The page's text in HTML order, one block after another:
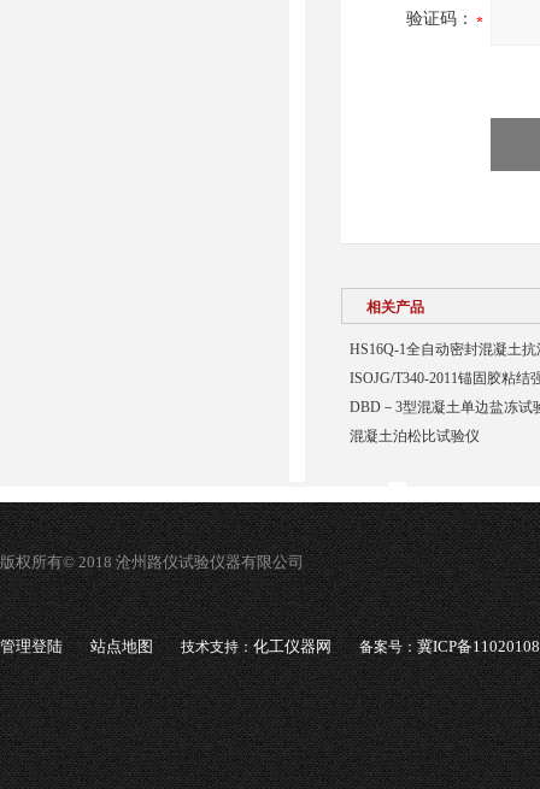
验证码：
相关产品
HS16Q-1全自动密封混凝土抗
ISOJG/T340-2011锚固胶粘结
DBD－3型混凝土单边盐冻试
混凝土泊松比试验仪
版权所有© 2018 沧州路仪试验仪器有限公司
管理登陆 站点地图 技术支持：化工仪器网 备案号：冀ICP备